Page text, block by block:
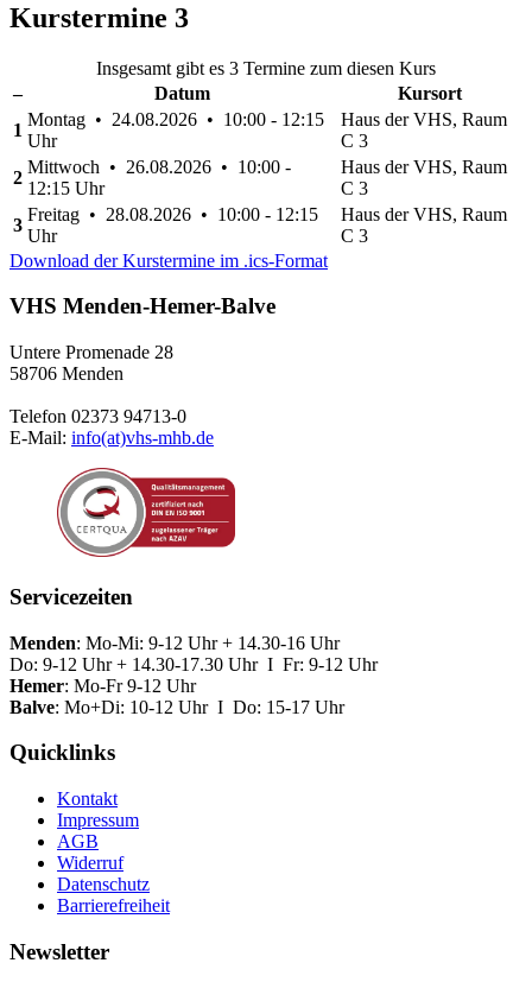
Kurstermine 3
Insgesamt gibt es 3 Termine zum diesen Kurs
–
Datum
Kursort
1
Montag • 24.08.2026 • 10:00 - 12:15
Uhr
Haus der VHS, Raum
C 3
2
Mittwoch • 26.08.2026 • 10:00 -
12:15 Uhr
Haus der VHS, Raum
C 3
3
Freitag • 28.08.2026 • 10:00 - 12:15
Uhr
Haus der VHS, Raum
C 3
Download der Kurstermine im .ics-Format
VHS Menden-Hemer-Balve
Untere Promenade 28
58706 Menden
Telefon 02373 94713-0
E-Mail: info(at)vhs-mhb.de
Servicezeiten
Menden: Mo-Mi: 9-12 Uhr + 14.30-16 Uhr
Do: 9-12 Uhr + 14.30-17.30 Uhr I Fr: 9-12 Uhr
Hemer: Mo-Fr 9-12 Uhr
Balve: Mo+Di: 10-12 Uhr I Do: 15-17 Uhr
Quicklinks
Kontakt
Impressum
AGB
Widerruf
Datenschutz
Barrierefreiheit
Newsletter